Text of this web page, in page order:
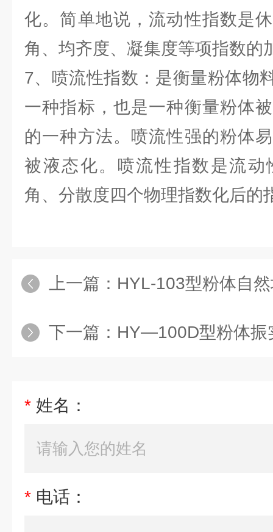
化。简单地说，流动性指数是
角、均齐度、凝集度等项指数的
7、喷流性指数：是衡量粉体物
一种指标，也是一种衡量粉体
的一种方法。喷流性强的粉体
被液态化。喷流性指数是流动
角、分散度四个物理指数化后的
上一篇： HYL-103型粉体自然堆积
下一篇： HY—100D型粉体振
* 姓名：
* 电话：